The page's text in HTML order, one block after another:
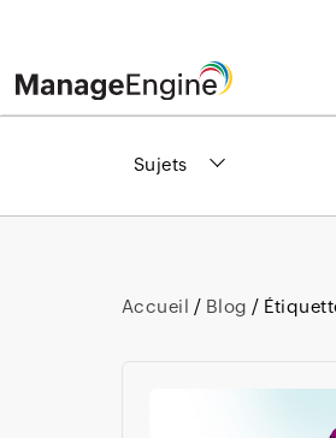
Sujets
Accueil / Blog /